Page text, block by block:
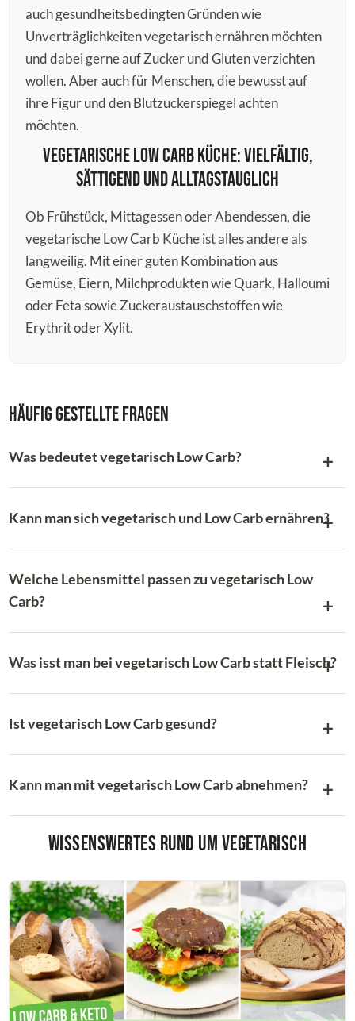
auch gesundheitsbedingten Gründen wie
Unverträglichkeiten vegetarisch ernähren möchten
und dabei gerne auf Zucker und Gluten verzichten
wollen. Aber auch für Menschen, die bewusst auf
ihre Figur und den Blutzuckerspiegel achten
möchten.
Vegetarische Low Carb Küche: Vielfältig,
sättigend und alltagstauglich
Ob Frühstück, Mittagessen oder Abendessen, die
vegetarische Low Carb Küche ist alles andere als
langweilig. Mit einer guten Kombination aus
Gemüse, Eiern, Milchprodukten wie Quark, Halloumi
oder Feta sowie Zuckeraustauschstoffen wie
Erythrit oder Xylit.
Häufig gestellte Fragen
Was bedeutet vegetarisch Low Carb?
Kann man sich vegetarisch und Low Carb ernähren?
Welche Lebensmittel passen zu vegetarisch Low
Carb?
Was isst man bei vegetarisch Low Carb statt Fleisch?
Ist vegetarisch Low Carb gesund?
Kann man mit vegetarisch Low Carb abnehmen?
Wissenswertes rund um Vegetarisch